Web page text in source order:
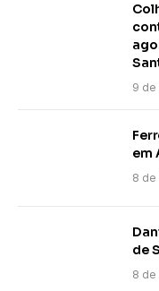
9 de
em
8 de
de
8 de